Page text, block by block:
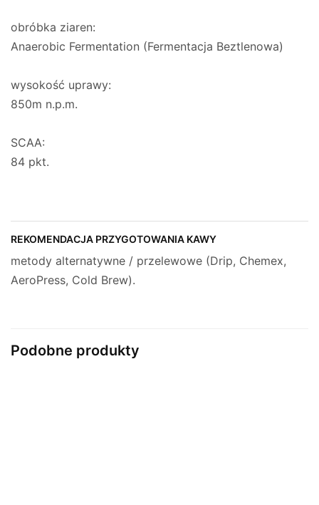
obróbka ziaren:
Anaerobic Fermentation (Fermentacja Beztlenowa)
wysokość uprawy:
850m n.p.m.
SCAA:
84 pkt.
REKOMENDACJA PRZYGOTOWANIA KAWY
metody alternatywne / przelewowe (Drip, Chemex,
AeroPress, Cold Brew).
Podobne produkty